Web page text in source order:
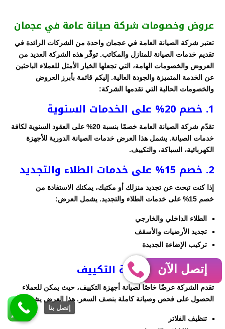
عروض وخصومات شركة صيانة عامة في عجمان
تعتبر شركة الصيانة العامة في عجمان واحدة من الشركات الرائدة في
تقديم خدمات الصيانة للمنازل والمكاتب. توفّر هذه الشركة العديد من
العروض والخصومات الهامة، التي تجعلها الخيار الأمثل للعملاء الباحثين
عن الخدمة المتميزة والجودة العالية. إليكم قائمة بأبرز العروض
والخصومات الحالية التي تقدمها الشركة:
1. خصم 20% على الخدمات السنوية
تقدّم شركة الصيانة العامة خصمًا بنسبة 20% على العقود السنوية لكافة
خدمات الصيانة. يشمل هذا العرض خدمات الصيانة الدورية للأجهزة
الكهربائية، السباكة، والتكييف.
2. خصم 15% على خدمات الطلاء والتجديد
إذا كنت تبحث عن تجديد منزلك أو مكتبك، يمكنك الاستفادة من
خصم 15% على خدمات الطلاء والتجديد. يشمل العرض:
الطلاء الداخلي والخارجي
تجديد الأرضيات والأسقف
تركيب الإضاءة الجديدة
تقدم الشركة عرضًا خاصًا لصيانة أجهزة التكييف، حيث يمكن للعملاء
الحصول على فحص وصيانة كاملة بنصف السعر. هذا العرض يشمل:
تنظيف الفلاتر
إتصل الآن
إتصل بنا